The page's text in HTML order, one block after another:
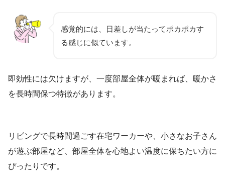
感覚的には、日差しが当たってポカポカす
る感じに似ています。
即効性には欠けますが、一度部屋全体が暖まれば、暖かさ
を長時間保つ特徴があります。
リビングで長時間過ごす在宅ワーカーや、小さなお子さん
が遊ぶ部屋など、部屋全体を心地よい温度に保ちたい方に
ぴったりです。